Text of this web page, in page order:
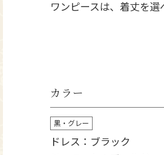
ワンピースは、着丈を
カラー
黒・グレー
ドレス：ブラック